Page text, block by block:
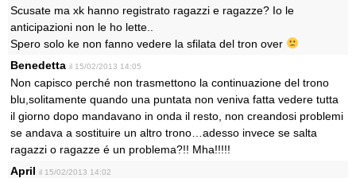
Scusate ma xk hanno registrato ragazzi e ragazze? Io le
anticipazioni non le ho lette..
Spero solo ke non fanno vedere la sfilata del tron over
Benedetta il 15/02/2013 14:05
Non capisco perché non trasmettono la continuazione del trono
blu,solitamente quando una puntata non veniva fatta vedere tutta
il giorno dopo mandavano in onda il resto, non creandosi problemi
se andava a sostituire un altro trono…adesso invece se salta
ragazzi o ragazze é un problema?!! Mha!!!!!
April il 15/02/2013 14:02